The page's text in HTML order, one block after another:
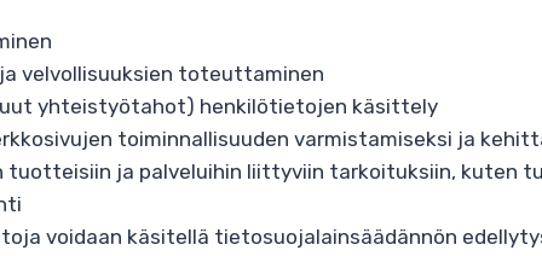
velvollisuuksien toteuttaminen
yhteistyötahot) henkilötietojen käsittely
toiminnallisuuden varmistamiseksi ja
ja palveluihin liittyviin tarkoituksiin, kuten
voidaan käsitellä tietosuojalainsäädännön